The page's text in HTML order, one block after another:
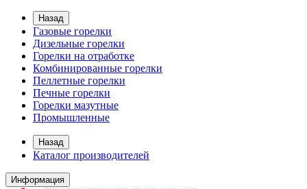
Назад
Газовые горелки
Дизельные горелки
Горелки на отработке
Комбинированные горелки
Пеллетные горелки
Печные горелки
Горелки мазутные
Промышленные
Назад
Каталог производителей
Информация